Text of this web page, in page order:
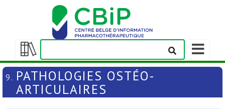
Afficher/masquer
la
table
des
Afficher/
la
barre
9. PATHOLOGIES OSTÉO-
ARTICULAIRES